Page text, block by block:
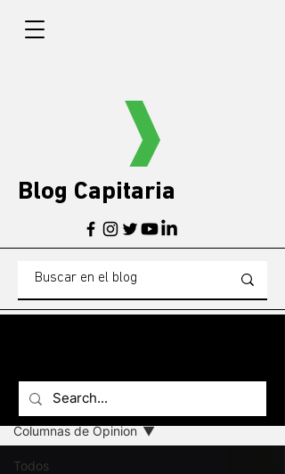
Blog Capitaria
Blogg
Todos
Columnas de Opinion